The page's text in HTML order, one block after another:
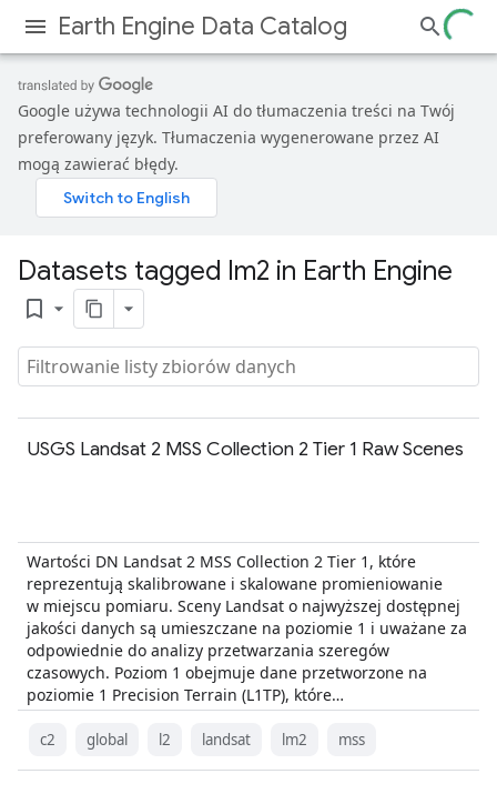
Earth Engine Data Catalog
Google używa technologii AI do tłumaczenia treści na Twój
preferowany język. Tłumaczenia wygenerowane przez AI
mogą zawierać błędy.
Datasets tagged lm2 in Earth Engine
bookmark_border
USGS Landsat 2 MSS Collection 2 Tier 1 Raw Scenes
Wartości DN Landsat 2 MSS Collection 2 Tier 1, które
reprezentują skalibrowane i skalowane promieniowanie
w miejscu pomiaru. Sceny Landsat o najwyższej dostępnej
jakości danych są umieszczane na poziomie 1 i uważane za
odpowiednie do analizy przetwarzania szeregów
czasowych. Poziom 1 obejmuje dane przetworzone na
poziomie 1 Precision Terrain (L1TP), które…
c2 global l2 landsat lm2 mss